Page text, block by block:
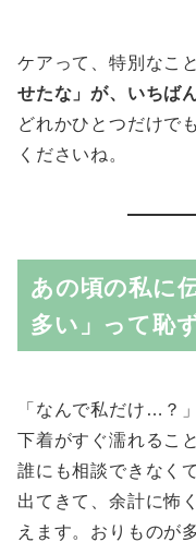
ケアって、特別なこ
せたな」が、いちば
どれかひとつだけで
くださいね。
あの頃の私に
多い」って恥
「なんで私だけ…？
下着がすぐ濡れるこ
誰にも相談できなく
出てきて、余計に怖
えます。おりものが